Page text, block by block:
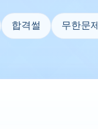
합격썰 무한문제